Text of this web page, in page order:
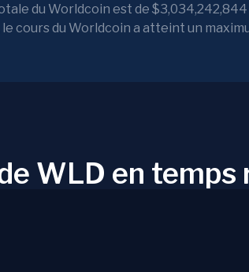
du Worldcoin est de
cours du Worldcoin a atteint un
WLD en temps